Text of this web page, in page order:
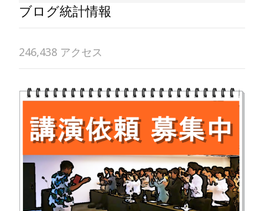
ブログ統計情報
246,438 アクセス